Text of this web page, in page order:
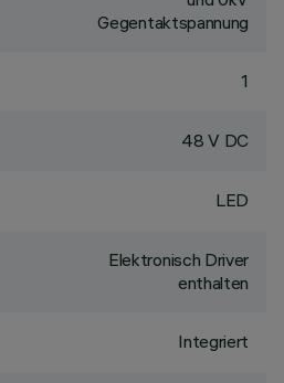
Gegentaktspannung
1
48 V DC
LED
Elektronisch Driver
enthalten
Integriert